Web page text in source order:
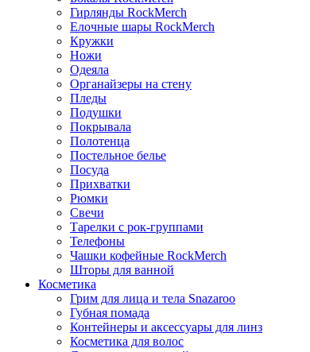
Гирлянды RockMerch
Елочные шары RockMerch
Кружки
Ножи
Одеяла
Органайзеры на стену
Пледы
Подушки
Покрывала
Полотенца
Постельное белье
Посуда
Прихватки
Рюмки
Свечи
Тарелки с рок-группами
Телефоны
Чашки кофейные RockMerch
Шторы для ванной
Косметика
Грим для лица и тела Snazaroo
Губная помада
Контейнеры и аксессуары для линз
Косметика для волос